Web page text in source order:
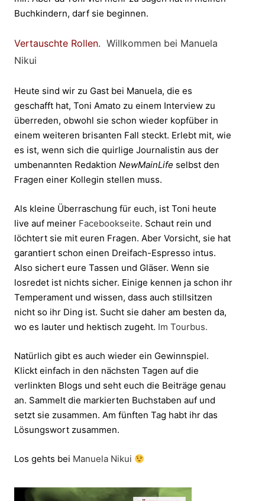
Buchkindern, darf sie beginnen.
Vertauschte Rollen. Willkommen bei Manuela
Nikui
Heute sind wir zu Gast bei Manuela, die es
geschafft hat, Toni Amato zu einem Interview zu
überreden, obwohl sie schon wieder kopfüber in
einem weiteren brisanten Fall steckt. Erlebt mit, wie
es ist, wenn sich die quirlige Journalistin aus der
umbenannten Redaktion NewMainLife selbst den
Fragen einer Kollegin stellen muss.
Als kleine Überraschung für euch, ist Toni heute
live auf meiner Facebookseite. Schaut rein und
löchtert sie mit euren Fragen. Aber Vorsicht, sie hat
garantiert schon einen Dreifach-Espresso intus.
Also sichert eure Tassen und Gläser. Wenn sie
losredet ist nichts sicher. Einige kennen ja schon ihr
Temperament und wissen, dass auch stillsitzen
nicht so ihr Ding ist. Sucht sie daher am besten da,
wo es lauter und hektisch zugeht. Im Tourbus.
Natürlich gibt es auch wieder ein Gewinnspiel.
Klickt einfach in den nächsten Tagen auf die
verlinkten Blogs und seht euch die Beiträge genau
an. Sammelt die markierten Buchstaben auf und
setzt sie zusammen. Am fünften Tag habt ihr das
Lösungswort zusammen.
Los gehts bei Manuela Nikui